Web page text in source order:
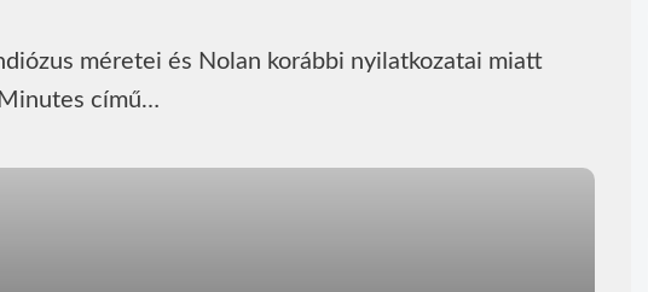
méretei és Nolan korábbi nyilatkozatai miatt
című…